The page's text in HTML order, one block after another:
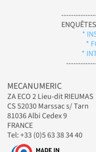
*
*
*
MECANUMERIC
ZA ECO 2 Lieu-dit RIEUMAS
CS 52030 Marssac s/ Tarn
81036 Albi Cedex 9
FRANCE
Tel: +33 (0)5 63 38 34 40